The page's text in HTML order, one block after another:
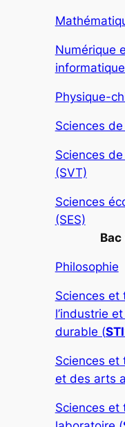
Numérique
Physique-
Sciences de
Sciences
(SVT)
Sciences
(SES)
Bac
Philosophie
Sciences et
l’industrie
durable (
Sciences et
et des arts
Sciences et